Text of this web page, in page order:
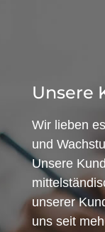
Unsere
Wir lieben
und
Unsere
unserer
uns seit